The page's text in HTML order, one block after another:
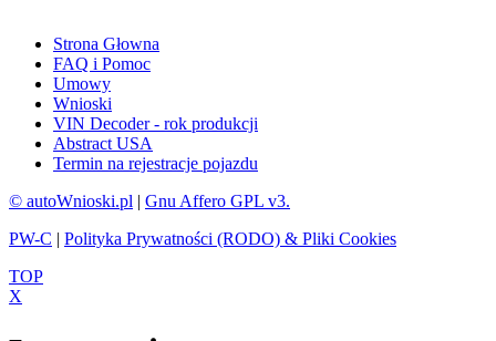
Strona Głowna
FAQ i Pomoc
Umowy
Wnioski
VIN Decoder - rok produkcji
Abstract USA
Termin na rejestracje pojazdu
© autoWnioski.pl | Gnu Affero GPL v3.
PW-C | Polityka Prywatności (RODO) & Pliki Cookies
TOP
X